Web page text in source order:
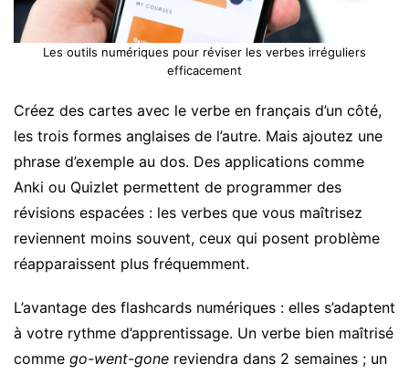
Les outils numériques pour réviser les verbes irréguliers
efficacement
Créez des cartes avec le verbe en français d’un côté,
les trois formes anglaises de l’autre. Mais ajoutez une
phrase d’exemple au dos. Des applications comme
Anki ou Quizlet permettent de programmer des
révisions espacées : les verbes que vous maîtrisez
reviennent moins souvent, ceux qui posent problème
réapparaissent plus fréquemment.
L’avantage des flashcards numériques : elles s’adaptent
à votre rythme d’apprentissage. Un verbe bien maîtrisé
comme go-went-gone reviendra dans 2 semaines ; un